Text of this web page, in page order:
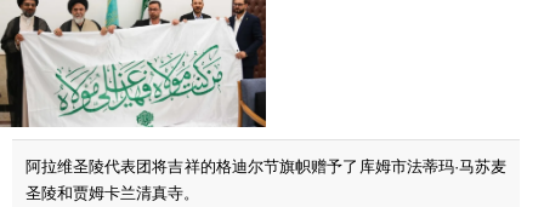
阿拉维圣陵代表团将吉祥的格迪尔节旗帜赠予了库姆市法蒂玛·马苏麦
圣陵和贾姆卡兰清真寺。